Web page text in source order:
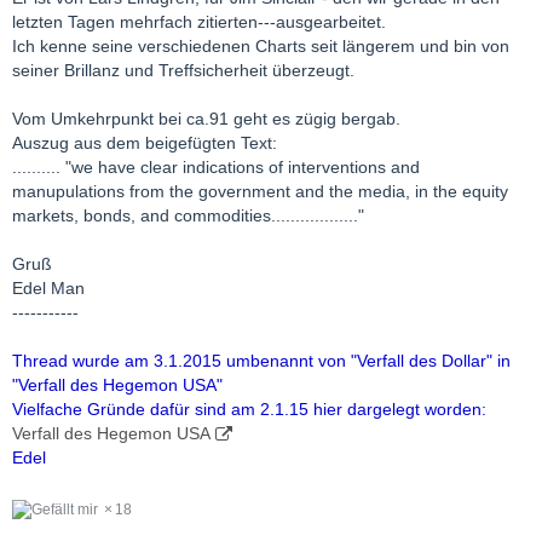
letzten Tagen mehrfach zitierten---ausgearbeitet.
Ich kenne seine verschiedenen Charts seit längerem und bin von
seiner Brillanz und Treffsicherheit überzeugt.
Vom Umkehrpunkt bei ca.91 geht es zügig bergab.
Auszug aus dem beigefügten Text:
.......... "we have clear indications of interventions and
manupulations from the government and the media, in the equity
markets, bonds, and commodities.................."
Gruß
Edel Man
-----------
Thread wurde am 3.1.2015 umbenannt von "Verfall des Dollar" in
"Verfall des Hegemon USA"
Vielfache Gründe dafür sind am 2.1.15 hier dargelegt worden:
Verfall des Hegemon USA
Edel
18